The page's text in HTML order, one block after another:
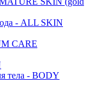
- ALL SKIN
CARE
тела - BODY